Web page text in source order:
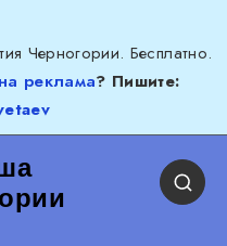
Черногории. Бесплатно.
реклама? Пишите: